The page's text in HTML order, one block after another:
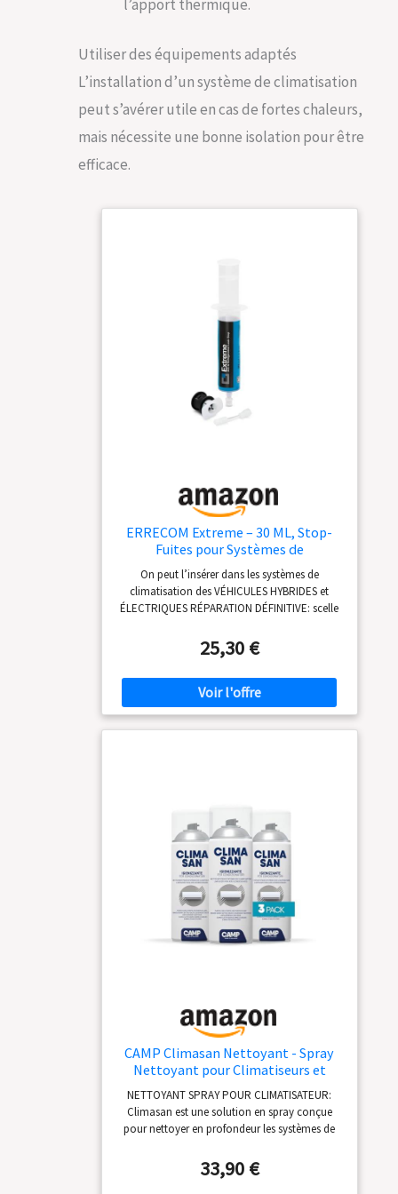
l’apport thermique.
Utiliser des équipements adaptés
L’installation d’un système de climatisation
peut s’avérer utile en cas de fortes chaleurs,
mais nécessite une bonne isolation pour être
efficace.
ERRECOM Extreme – 30 ML, Stop-
Fuites pour Systèmes de
Climatisation de Vehicules avec Gaz
Réfrigérant R134a, Contient
Adaptateur pour Vanne de Charge
coté Basse Pression R134a
On peut l’insérer dans les systèmes de
climatisation des VÉHICULES HYBRIDES et
ÉLECTRIQUES RÉPARATION DÉFINITIVE: scelle
réfrigérant jusqu’à 0,3 mm dans tous les
systèmes de climatisation et réfrigération des
véhicules ACTION RAPIDE sur les composants
en caoutchouc et métal des systèmes
COMPATIBLE avec tout lubrifiant et gaz
25,30 €
CAMP Climasan Nettoyant - Spray
Nettoyant pour Climatiseurs et
Systèmes de Climatisation, Idéal
pour l’Entretien et le Nettoyage des
Unités Intérieures, Formule en
Aérosol, Made in Italy, 3x400 ml
NETTOYANT SPRAY POUR CLIMATISATEUR:
Climasan est une solution en spray conçue
pour nettoyer en profondeur les systèmes de
EMPÊCHE ET ÉLIMINE LES MAUVAIS ODEURS:
Grâce à sa formule spécifique, Climasan
33,90 €